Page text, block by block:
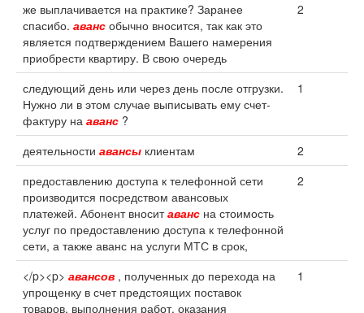
же выплачивается на практике? Заранее
спасибо. аванс обычно вносится, так как это
является подтверждением Вашего намерения
приобрести квартиру. В свою очередь
2
следующий день или через день после отгрузки.
Нужно ли в этом случае выписывать ему счет-
фактуру на аванс ?
1
деятельности авансы клиентам
2
предоставлению доступа к телефонной сети
производится посредством авансовых
платежей. Абонент вноситаванс на стоимость
услуг по предоставлению доступа к телефонной
сети, а также аванс на услуги МТС в срок,
2
</p><p> авансов , полученных до перехода на
упрощенку в счет предстоящих поставок
товаров, выполнения работ, оказания
1